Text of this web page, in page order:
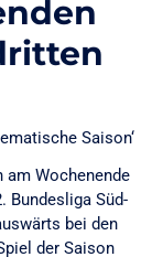
Saison‘
Wochenende
Bundesliga Süd-
bei den
der Saison